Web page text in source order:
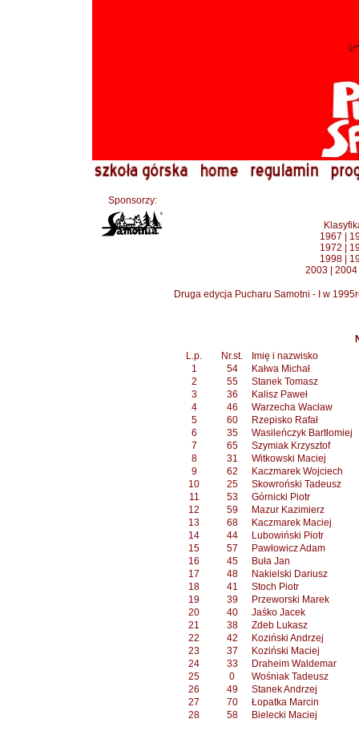
Sponsorzy:
1967
1972
1998
2003| 2004
Druga edycja Pucharu Samotni - I w
L.p.
Nr.st.
Imię i nazwisko
1
54
Kałwa Michał
2
55
Stanek Tomasz
3
36
Kalisz Paweł
4
46
Warzecha Wacław
5
60
Rzepisko Rafał
6
35
Wasileńczyk Bartłomiej
7
65
Szymiak Krzysztof
8
31
Witkowski Maciej
9
62
Kaczmarek Wojciech
10
25
Skowroński Tadeusz
11
53
Górnicki Piotr
12
59
Mazur Kazimierz
13
68
Kaczmarek Maciej
14
44
Lubowiński Piotr
15
57
Pawłowicz Adam
16
45
Buła Jan
17
48
Nakielski Dariusz
18
41
Stoch Piotr
19
39
Przeworski Marek
20
40
Jaśko Jacek
21
38
Zdeb Lukasz
22
42
Koziński Andrzej
23
37
Koziński Maciej
24
33
Draheim Waldemar
25
0
Wośniak Tadeusz
26
49
Stanek Andrzej
27
70
Łopatka Marcin
28
58 Bielecki Maciej